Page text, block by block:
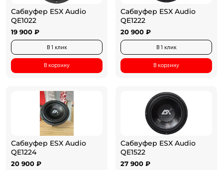
Сабвуфер ESX Audio
QE1022
19 900 ₽
В 1 клик
В корзину
Сабвуфер ESX Audio
QE1222
20 900 ₽
В 1 клик
В корзину
Сабвуфер ESX Audio
QE1224
20 900 ₽
Сабвуфер ESX Audio
QE1522
27 900 ₽